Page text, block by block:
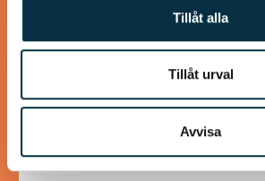
Tillåt alla
Tillåt urval
Avvisa
En bra blandning mellan Norrland och